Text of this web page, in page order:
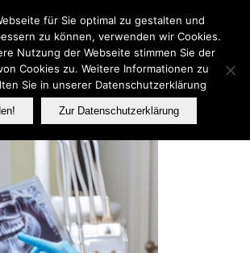
für Sie optimal zu gestalten und
zu können, verwenden wir Cookies.
Nutzung der Webseite stimmen Sie der
Cookies zu. Weitere Informationen zu
Sie in unserer Datenschutzerklärung
Zur Datenschutzerklärung